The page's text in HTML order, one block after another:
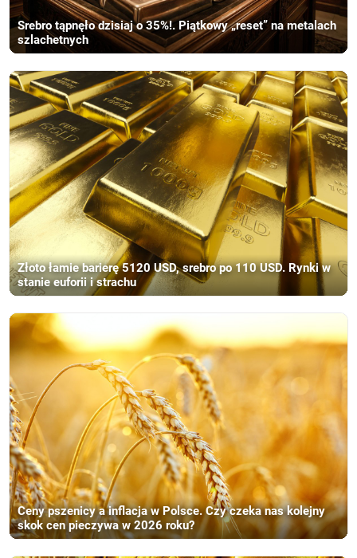
Srebro tąpnęło dzisiaj o 35%!. Piątkowy „reset” na metalach
szlachetnych
Złoto łamie barierę 5120 USD, srebro po 110 USD. Rynki w
stanie euforii i strachu
Ceny pszenicy a inflacja w Polsce. Czy czeka nas kolejny
skok cen pieczywa w 2026 roku?